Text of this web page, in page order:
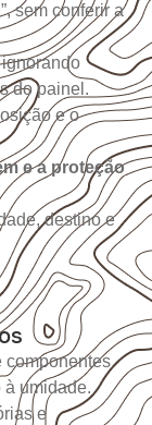
sem conferir a
do painel.
e o
e a proteção
destino e
componentes
umidade.
e